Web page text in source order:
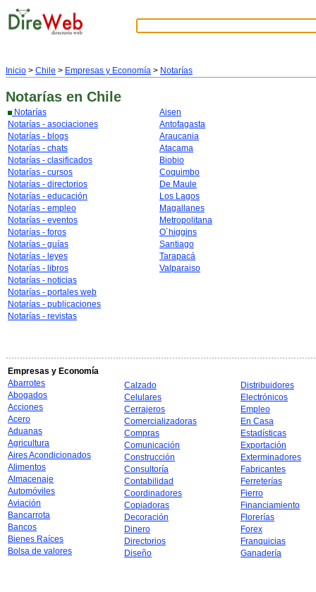
Inicio > Chile > Empresas y Economía > Notarías
Notarías en Chile
Notarías
Notarías - asociaciones
Notarías - blogs
Notarías - chats
Notarías - clasificados
Notarías - cursos
Notarías - directorios
Notarías - educación
Notarías - empleo
Notarías - eventos
Notarías - foros
Notarías - guías
Notarías - leyes
Notarías - libros
Notarías - noticias
Notarías - portales web
Notarías - publicaciones
Notarías - revistas
Aisen
Antofagasta
Araucania
Atacama
Biobio
Coquimbo
De Maule
Los Lagos
Magallanes
Metropolitana
O´higgins
Santiago
Tarapacá
Valparaiso
Empresas y Economía
Abarrotes
Abogados
Acciones
Acero
Aduanas
Agricultura
Aires Acondicionados
Alimentos
Almacenaje
Automóviles
Aviación
Bancarrota
Bancos
Bienes Raíces
Bolsa de valores
Calzado
Celulares
Cerrajeros
Comercializadoras
Compras
Comunicación
Construcción
Consultoría
Contabilidad
Coordinadores
Copiadoras
Decoración
Dinero
Directorios
Diseño
Distribuidores
Electrónicos
Empleo
En Casa
Estadísticas
Exportación
Exterminadores
Fabricantes
Ferreterías
Fierro
Financiamiento
Florerías
Forex
Franquicias
Ganadería